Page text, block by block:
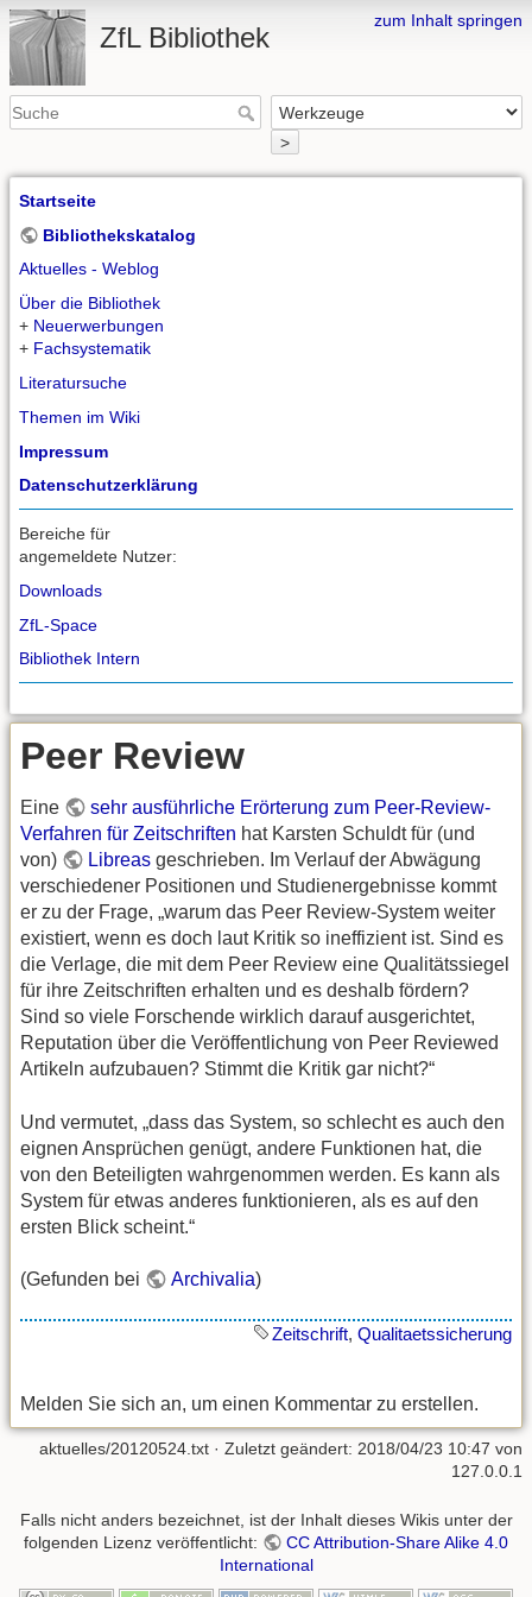
zum Inhalt springen
ZfL Bibliothek
>
Startseite
Bibliothekskatalog
Aktuelles - Weblog
Über die Bibliothek
+ Neuerwerbungen
+ Fachsystematik
Literatursuche
Themen im Wiki
Impressum
Datenschutzerklärung
Bereiche für
angemeldete Nutzer:
Downloads
ZfL-Space
Bibliothek Intern
Peer Review
Eine
sehr ausführliche Erörterung zum Peer-Review-
Verfahren für Zeitschriften hat Karsten Schuldt für (und
von)
Libreas geschrieben. Im Verlauf der Abwägung
verschiedener Positionen und Studienergebnisse kommt
er zu der Frage, „warum das Peer Review-System weiter
existiert, wenn es doch laut Kritik so ineffizient ist. Sind es
die Verlage, die mit dem Peer Review eine Qualitätssiegel
für ihre Zeitschriften erhalten und es deshalb fördern?
Sind so viele Forschende wirklich darauf ausgerichtet,
Reputation über die Veröffentlichung von Peer Reviewed
Artikeln aufzubauen? Stimmt die Kritik gar nicht?“
Und vermutet, „dass das System, so schlecht es auch den
eignen Ansprüchen genügt, andere Funktionen hat, die
von den Beteiligten wahrgenommen werden. Es kann als
System für etwas anderes funktionieren, als es auf den
ersten Blick scheint.“
(Gefunden bei Archivalia)
Zeitschrift, Qualitaetssicherung
Melden Sie sich an, um einen Kommentar zu erstellen.
aktuelles/20120524.txt · Zuletzt geändert: 2018/04/23 10:47 von
127.0.0.1
Falls nicht anders bezeichnet, ist der Inhalt dieses Wikis unter der
folgenden Lizenz veröffentlicht:
CC Attribution-Share Alike 4.0
International